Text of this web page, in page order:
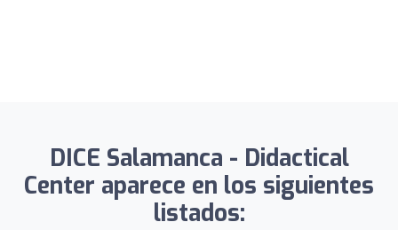
DICE Salamanca - Didactical
Center aparece en los siguientes
listados: